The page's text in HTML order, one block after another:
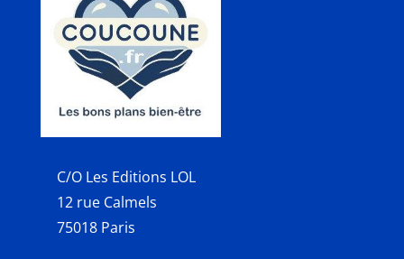
C/O Les Editions LOL
12 rue Calmels
75018 Paris